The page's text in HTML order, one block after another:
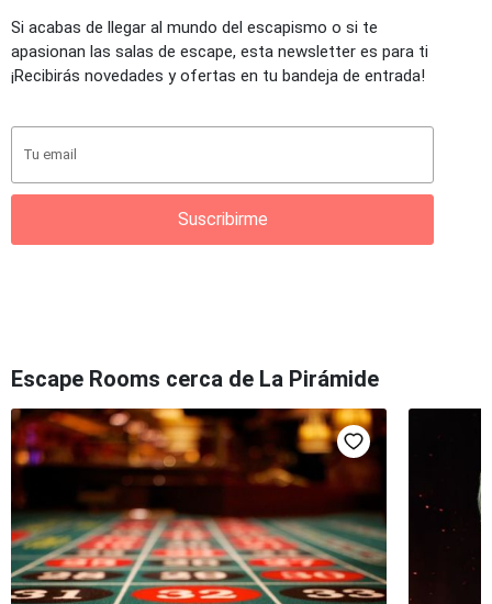
Si acabas de llegar al mundo del escapismo o si te
apasionan las salas de escape, esta newsletter es para ti
¡Recibirás novedades y ofertas en tu bandeja de entrada!
Suscribirme
Escape Rooms cerca de La Pirámide